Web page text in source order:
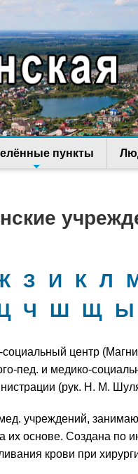
пункты
З И К Л
Ч Ш Щ Ы
центр
пед. и медико-
(рук. Н. М.
учреждений,
их основе. Создана по
крови при